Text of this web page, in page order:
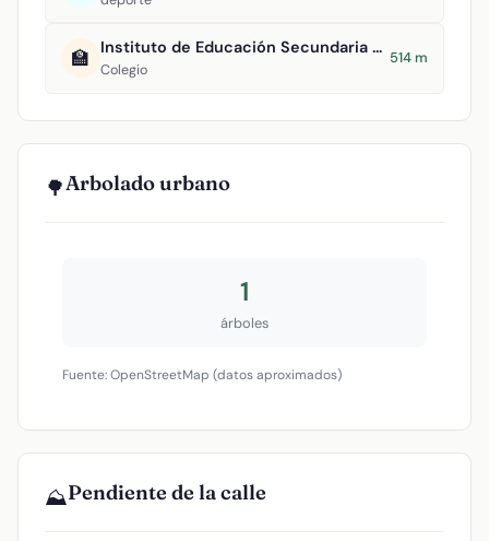
🏫 Instituto de Educación Secundaria Antonio Calvín
Colegio
514 m
🌳Arbolado urbano
1
árboles
Fuente: OpenStreetMap (datos aproximados)
⛰️Pendiente de la calle